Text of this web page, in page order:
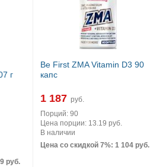
г
руб.
Be First ZMA Vitamin D3 90
капс
1 187 руб.
Порций: 90
Цена порции: 13.19 руб.
В наличии
Цена со скидкой 7%: 1 104 руб.